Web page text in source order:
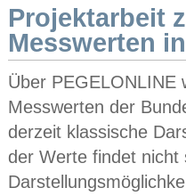
Projektarbeit
Messwerten
Über PEGELONLINE
Messwerten der
derzeit klassische
der Werte findet